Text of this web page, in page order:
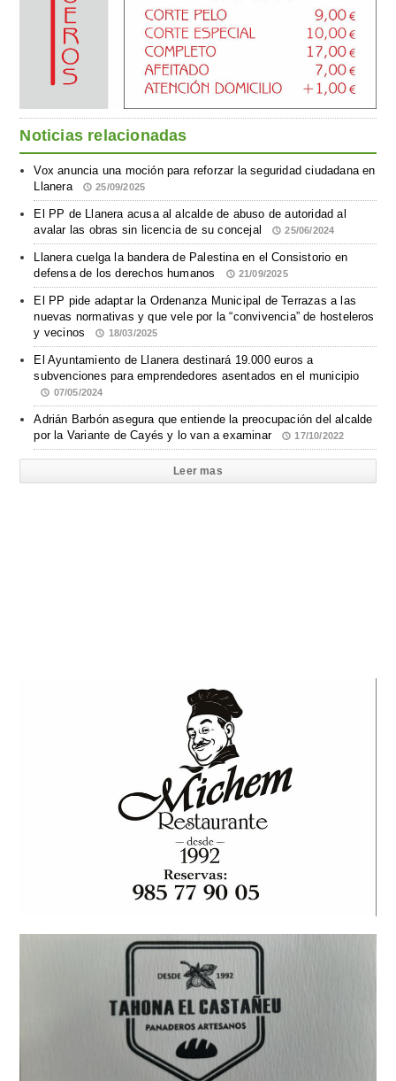
Noticias relacionadas
Vox anuncia una moción para reforzar la seguridad ciudadana en
Llanera
25/09/2025
El PP de Llanera acusa al alcalde de abuso de autoridad al
avalar las obras sin licencia de su concejal
25/06/2024
Llanera cuelga la bandera de Palestina en el Consistorio en
defensa de los derechos humanos
21/09/2025
El PP pide adaptar la Ordenanza Municipal de Terrazas a las
nuevas normativas y que vele por la “convivencia” de hosteleros
y vecinos
18/03/2025
El Ayuntamiento de Llanera destinará 19.000 euros a
subvenciones para emprendedores asentados en el municipio
07/05/2024
Adrián Barbón asegura que entiende la preocupación del alcalde
por la Variante de Cayés y lo van a examinar
17/10/2022
Leer mas